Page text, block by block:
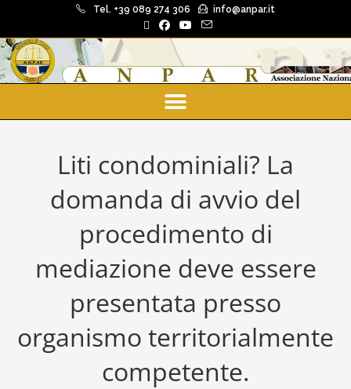
Tel. +39 089 274 306 info@anpar.it
Liti condominiali? La
domanda di avvio del
procedimento di
mediazione deve essere
presentata presso
organismo territorialmente
competente.